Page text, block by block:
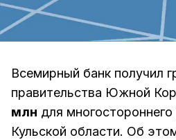
Всемирный банк получил
правительства Южной
млн для
Кульской области. Об